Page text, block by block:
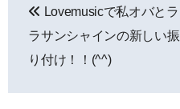
稿
ナ
ビ
Lovemusicで私オバとラ
ラサンシャインの新しい振
り付け！！(^^)